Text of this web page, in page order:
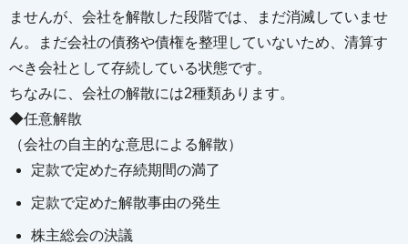
ませんが、会社を解散した段階では、まだ消滅していませ
ん。まだ会社の債務や債権を整理していないため、清算す
べき会社として存続している状態です。
ちなみに、会社の解散には2種類あります。
◆任意解散
（会社の自主的な意思による解散）
定款で定めた存続期間の満了
定款で定めた解散事由の発生
株主総会の決議